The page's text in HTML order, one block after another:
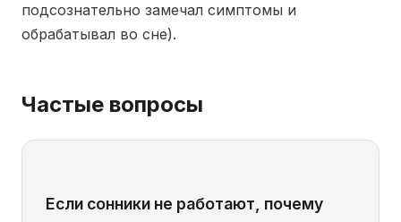
подсознательно замечал симптомы и
обрабатывал во сне).
Частые вопросы
Если сонники не работают, почему